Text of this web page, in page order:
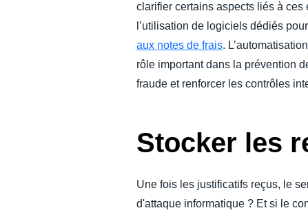
clarifier certains aspects liés à ces
l’utilisation de logiciels dédiés
aux notes de frais.
rôle important dans la prévention
fraude et renforcer les contrôles
Stocker les
Une fois les justificatifs reçus, le
d'attaque informatique ? Et si le